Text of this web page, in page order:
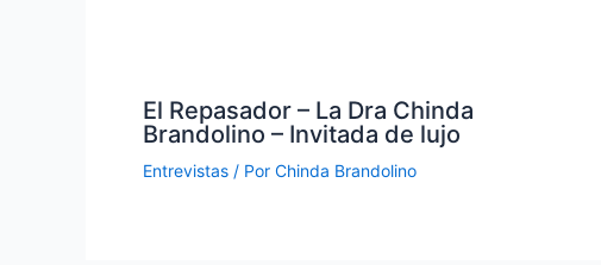
El Repasador – La Dra Chinda
Brandolino – Invitada de lujo
Entrevistas / Por Chinda Brandolino